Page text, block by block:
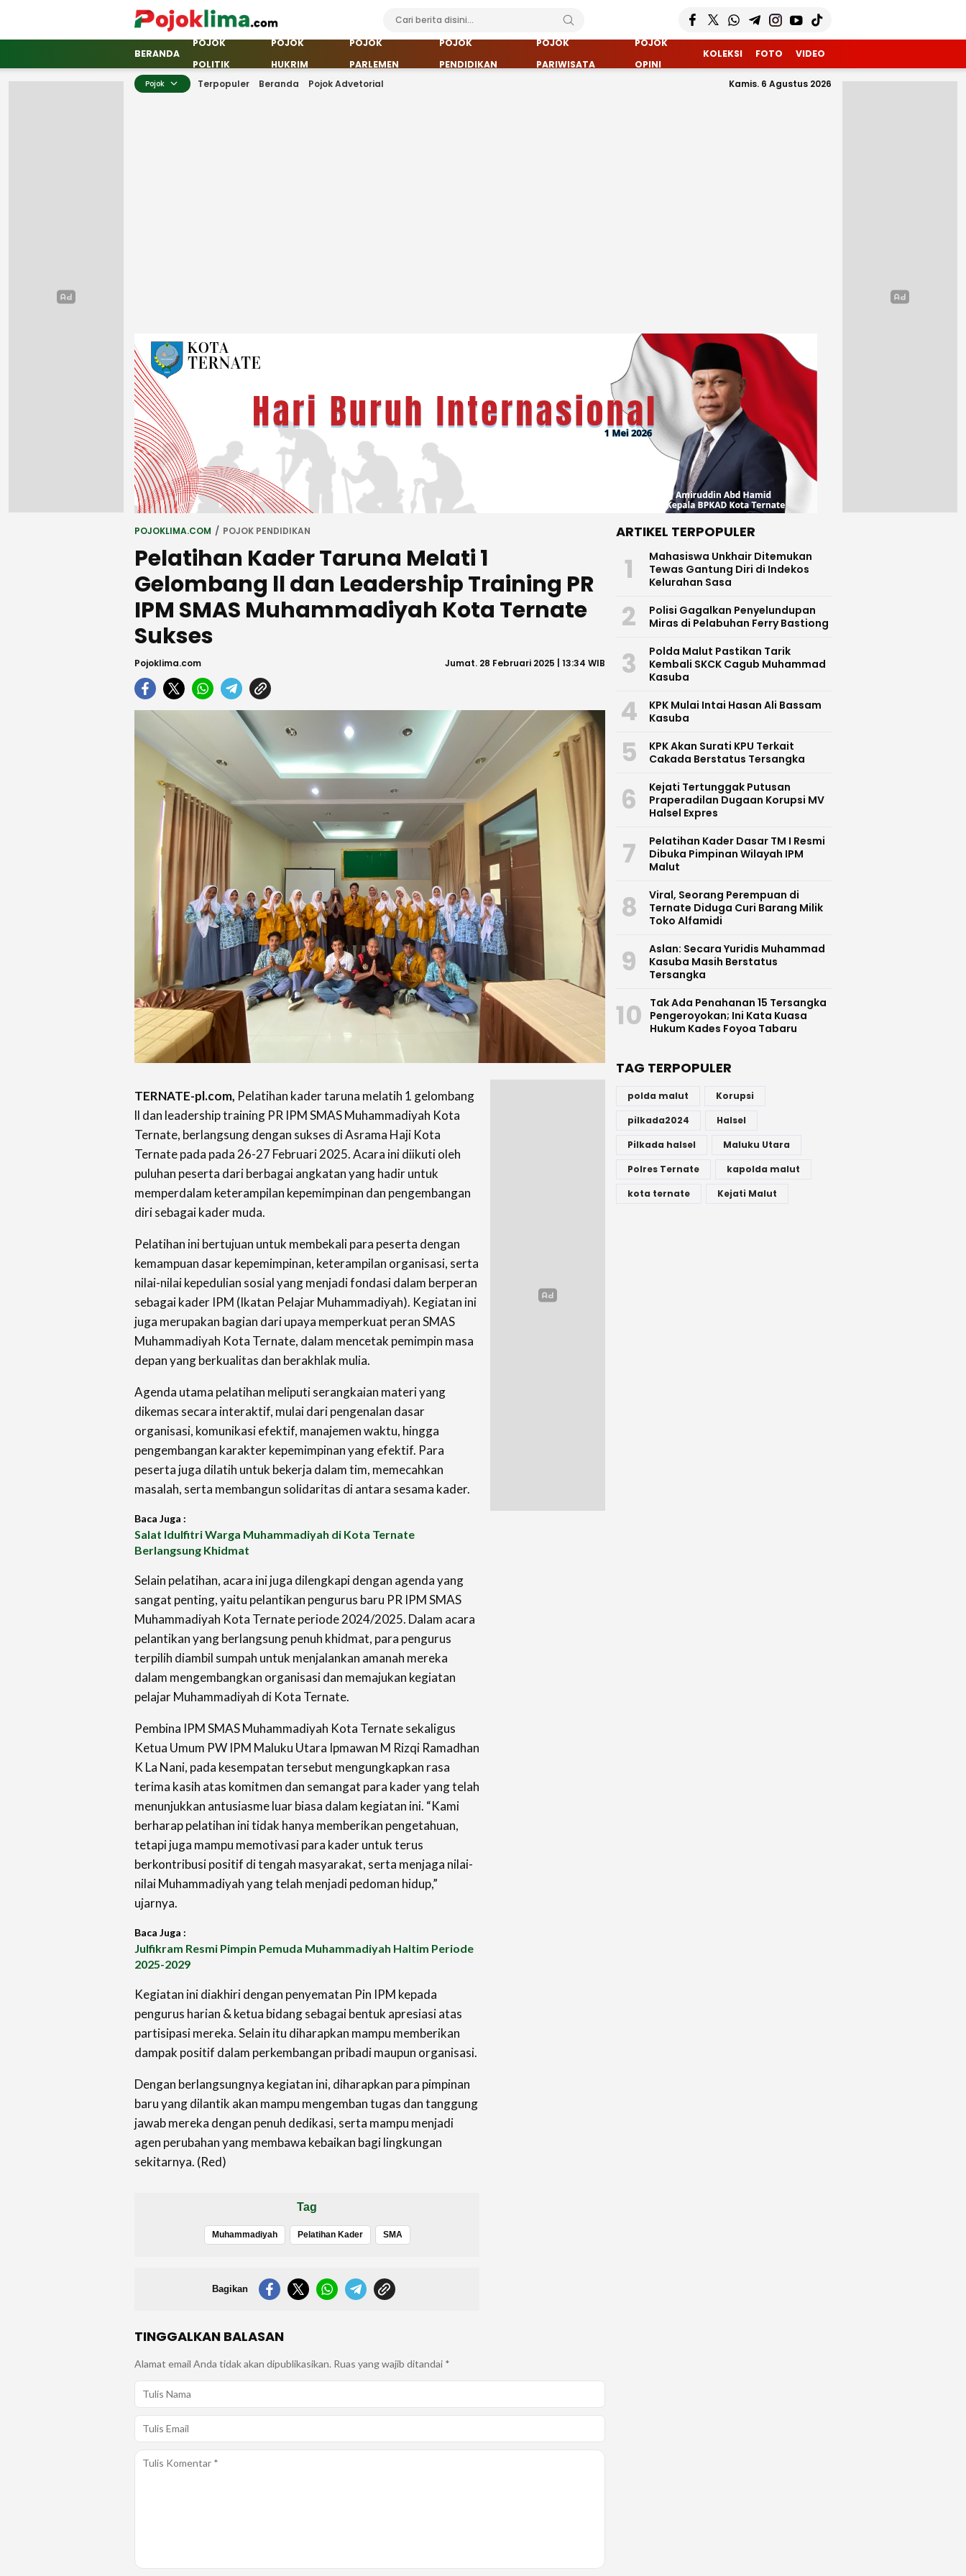
pojoklima.com
Mojokin
BERANDA
POJOK
POLITIK
POJOK
HUKRIM
POJOK
PARLEMEN
POJOK
PENDIDIKAN
POJOK
PARIWISATA
POJOK
OPINI
KOLEKSI FOTO VIDEO
Pojok Terpopuler Beranda Pojok Advetorial Kamis. 6 Agustus 2026
POJOKLIMA.COM POJOK PENDIDIKAN
Pelatihan Kader Taruna Melati 1
Gelombang ll dan Leadership Training PR
IPM SMAS Muhammadiyah Kota Ternate
Sukses
Pojoklima.com Jumat. 28 Februari 2025 | 13:34 WIB
TERNATE-pl.com, Pelatihan kader taruna melatih 1 gelombang
ll dan leadership training PR IPM SMAS Muhammadiyah Kota
Ternate, berlangsung dengan sukses di Asrama Haji Kota
Ternate pada pada 26-27 Februari 2025. Acara ini diikuti oleh
puluhan peserta dari berbagai angkatan yang hadir untuk
memperdalam keterampilan kepemimpinan dan pengembangan
diri sebagai kader muda.
Pelatihan ini bertujuan untuk membekali para peserta dengan
kemampuan dasar kepemimpinan, keterampilan organisasi, serta
nilai-nilai kepedulian sosial yang menjadi fondasi dalam berperan
sebagai kader IPM (Ikatan Pelajar Muhammadiyah). Kegiatan ini
juga merupakan bagian dari upaya memperkuat peran SMAS
Muhammadiyah Kota Ternate, dalam mencetak pemimpin masa
depan yang berkualitas dan berakhlak mulia.
Agenda utama pelatihan meliputi serangkaian materi yang
dikemas secara interaktif, mulai dari pengenalan dasar
organisasi, komunikasi efektif, manajemen waktu, hingga
pengembangan karakter kepemimpinan yang efektif. Para
peserta juga dilatih untuk bekerja dalam tim, memecahkan
masalah, serta membangun solidaritas di antara sesama kader.
Baca Juga :
Salat Idulfitri Warga Muhammadiyah di Kota Ternate
Berlangsung Khidmat
Selain pelatihan, acara ini juga dilengkapi dengan agenda yang
sangat penting, yaitu pelantikan pengurus baru PR IPM SMAS
Muhammadiyah Kota Ternate periode 2024/2025. Dalam acara
pelantikan yang berlangsung penuh khidmat, para pengurus
terpilih diambil sumpah untuk menjalankan amanah mereka
dalam mengembangkan organisasi dan memajukan kegiatan
pelajar Muhammadiyah di Kota Ternate.
Pembina IPM SMAS Muhammadiyah Kota Ternate sekaligus
Ketua Umum PW IPM Maluku Utara Ipmawan M Rizqi Ramadhan
K La Nani, pada kesempatan tersebut mengungkapkan rasa
terima kasih atas komitmen dan semangat para kader yang telah
menunjukkan antusiasme luar biasa dalam kegiatan ini. “Kami
berharap pelatihan ini tidak hanya memberikan pengetahuan,
tetapi juga mampu memotivasi para kader untuk terus
berkontribusi positif di tengah masyarakat, serta menjaga nilai-
nilai Muhammadiyah yang telah menjadi pedoman hidup,”
ujarnya.
Baca Juga :
Julfikram Resmi Pimpin Pemuda Muhammadiyah Haltim Periode
2025-2029
Kegiatan ini diakhiri dengan penyematan Pin IPM kepada
pengurus harian & ketua bidang sebagai bentuk apresiasi atas
partisipasi mereka. Selain itu diharapkan mampu memberikan
dampak positif dalam perkembangan pribadi maupun organisasi.
Dengan berlangsungnya kegiatan ini, diharapkan para pimpinan
baru yang dilantik akan mampu mengemban tugas dan tanggung
jawab mereka dengan penuh dedikasi, serta mampu menjadi
agen perubahan yang membawa kebaikan bagi lingkungan
sekitarnya. (Red)
Tag
Muhammadiyah Pelatihan Kader SMA
Bagikan
TINGGALKAN BALASAN
Alamat email Anda tidak akan dipublikasikan. Ruas yang wajib ditandai *
ARTIKEL TERPOPULER
1
Mahasiswa Unkhair Ditemukan
Tewas Gantung Diri di Indekos
Kelurahan Sasa
2
Polisi Gagalkan Penyelundupan
Miras di Pelabuhan Ferry Bastiong
3
Polda Malut Pastikan Tarik
Kembali SKCK Cagub Muhammad
Kasuba
4
KPK Mulai Intai Hasan Ali Bassam
Kasuba
5
KPK Akan Surati KPU Terkait
Cakada Berstatus Tersangka
6
Kejati Tertunggak Putusan
Praperadilan Dugaan Korupsi MV
Halsel Expres
7
Pelatihan Kader Dasar TM I Resmi
Dibuka Pimpinan Wilayah IPM
Malut
8
Viral, Seorang Perempuan di
Ternate Diduga Curi Barang Milik
Toko Alfamidi
9
Aslan: Secara Yuridis Muhammad
Kasuba Masih Berstatus
Tersangka
10
Tak Ada Penahanan 15 Tersangka
Pengeroyokan; Ini Kata Kuasa
Hukum Kades Foyoa Tabaru
TAG TERPOPULER
polda malut
Korupsi
pilkada2024
Halsel
Pilkada halsel
Maluku Utara
Polres Ternate
kapolda malut
kota ternate
Kejati Malut